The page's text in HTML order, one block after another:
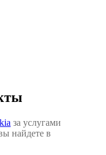
за услугами
найдете в